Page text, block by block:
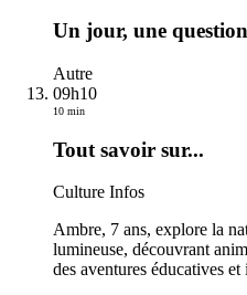
Un jour, une question
Autre
09h10
10 min
Tout savoir sur...
Culture Infos
Ambre, 7 ans, explore la
lumineuse, découvrant
des aventures éducatives et